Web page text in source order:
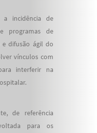
a incidência de
programas de
e difusão ágil do
vínculos com
interferir na
de referência
para os